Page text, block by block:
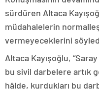
sürdüren Altaca
müdahalelerin
vermeyeceklerini
Altaca Kayışoğlu,
bu sivil darbelere artık
hâlde, kurdukları bu